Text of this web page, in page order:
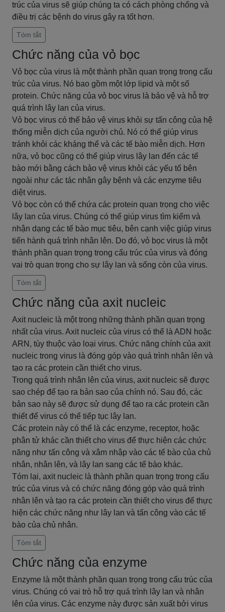
trúc của virus sẽ giúp chúng ta có cách phòng chống và
điều trị các bệnh do virus gây ra tốt hơn.
Tóm tắt
Chức năng của vỏ bọc
Vỏ bọc của virus là một thành phần quan trọng trong cấu
trúc của virus. Nó bao gồm một lớp lipid và một số
protein. Chức năng của vỏ bọc virus là bảo vệ và hỗ trợ
quá trình lây lan của virus.
Vỏ bọc virus có thể bảo vệ virus khỏi sự tấn công của hệ
thống miễn dịch của người chủ. Nó có thể giúp virus
tránh khỏi các kháng thể và các tế bào miễn dịch. Hơn
nữa, vỏ bọc cũng có thể giúp virus lây lan đến các tế
bào mới bằng cách bảo vệ virus khỏi các yếu tố bên
ngoài như các tác nhân gây bệnh và các enzyme tiêu
diệt virus.
Vỏ bọc còn có thể chứa các protein quan trọng cho việc
lây lan của virus. Chúng có thể giúp virus tìm kiếm và
nhận dạng các tế bào mục tiêu, bên cạnh việc giúp virus
tiến hành quá trình nhân lên. Do đó, vỏ bọc virus là một
thành phần quan trọng trong cấu trúc của virus và đóng
vai trò quan trọng cho sự lây lan và sống còn của virus.
Tóm tắt
Chức năng của axit nucleic
Axit nucleic là một trong những thành phần quan trọng
nhất của virus. Axit nucleic của virus có thể là ADN hoặc
ARN, tùy thuộc vào loại virus. Chức năng chính của axit
nucleic trong virus là đóng góp vào quá trình nhân lên và
tạo ra các protein cần thiết cho virus.
Trong quá trình nhân lên của virus, axit nucleic sẽ được
sao chép để tạo ra bản sao của chính nó. Sau đó, các
bản sao này sẽ được sử dụng để tạo ra các protein cần
thiết để virus có thể tiếp tục lây lan.
Các protein này có thể là các enzyme, receptor, hoặc
phân tử khác cần thiết cho virus để thực hiện các chức
năng như tấn công và xâm nhập vào các tế bào của chủ
nhân, nhân lên, và lây lan sang các tế bào khác.
Tóm lại, axit nucleic là thành phần quan trọng trong cấu
trúc của virus và có chức năng đóng góp vào quá trình
nhân lên và tạo ra các protein cần thiết cho virus để thực
hiện các chức năng như lây lan và tấn công vào các tế
bào của chủ nhân.
Tóm tắt
Chức năng của enzyme
Enzyme là một thành phần quan trọng trong cấu trúc của
virus. Chúng có vai trò hỗ trợ quá trình lây lan và nhân
lên của virus. Các enzyme này được sản xuất bởi virus